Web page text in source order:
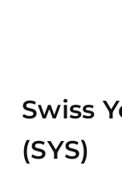
Swiss
(SYS)